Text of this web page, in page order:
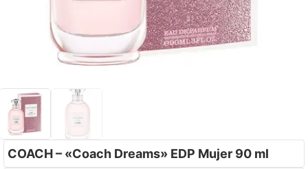
COACH – «Coach Dreams» EDP Mujer 90 ml